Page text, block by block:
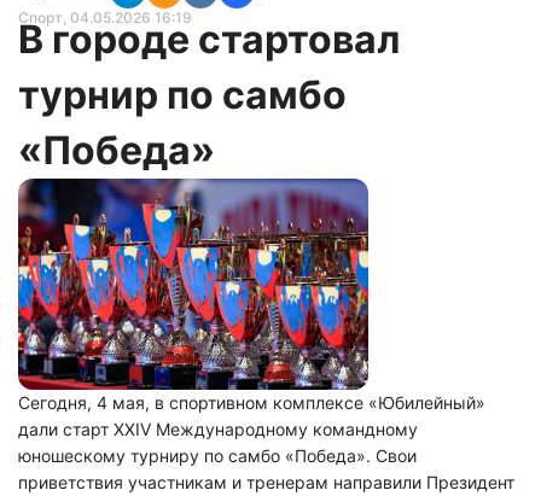
Спорт, 04.05.2026 16:19
В городе стартовал
турнир по самбо
«Победа»
Сегодня, 4 мая, в спортивном комплексе «Юбилейный»
дали старт XXIV Международному командному
юношескому турниру по самбо «Победа». Свои
приветствия участникам и тренерам направили Президент